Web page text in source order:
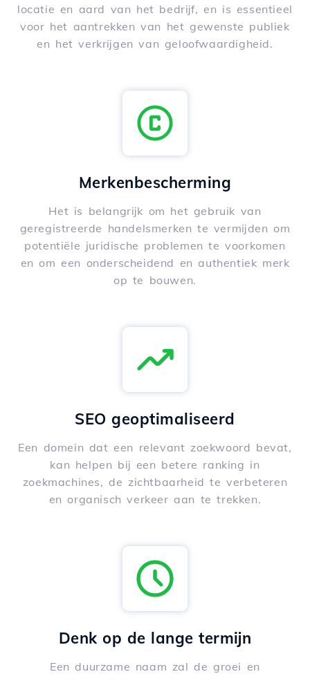
locatie en aard van het bedrijf, en is essentieel
voor het aantrekken van het gewenste publiek
en het verkrijgen van geloofwaardigheid.
Merkenbescherming
Het is belangrijk om het gebruik van
geregistreerde handelsmerken te vermijden om
potentiële juridische problemen te voorkomen
en om een onderscheidend en authentiek merk
op te bouwen.
SEO geoptimaliseerd
Een domein dat een relevant zoekwoord bevat,
kan helpen bij een betere ranking in
zoekmachines, de zichtbaarheid te verbeteren
en organisch verkeer aan te trekken.
Denk op de lange termijn
Een duurzame naam zal de groei en